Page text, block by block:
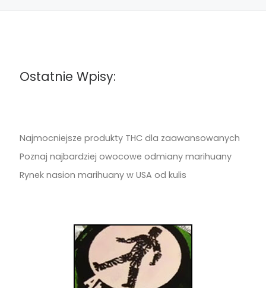
Ostatnie Wpisy:
Najmocniejsze produkty THC dla zaawansowanych
Poznaj najbardziej owocowe odmiany marihuany
Rynek nasion marihuany w USA od kulis